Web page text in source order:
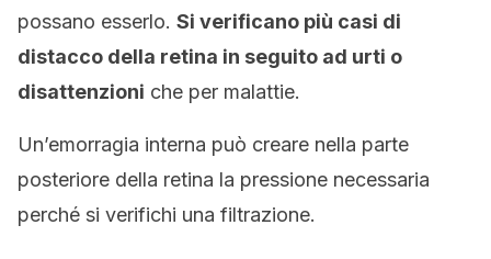
possano esserlo. Si verificano più casi di
distacco della retina in seguito ad urti o
disattenzioni che per malattie.
Un’emorragia interna può creare nella parte
posteriore della retina la pressione necessaria
perché si verifichi una filtrazione.